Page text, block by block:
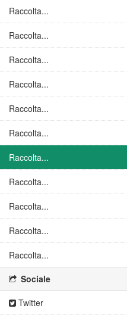
Raccolta...
Raccolta...
Raccolta...
Raccolta...
Raccolta...
Raccolta...
Raccolta...
Raccolta...
Raccolta...
Raccolta...
Raccolta...
Sociale
Twitter